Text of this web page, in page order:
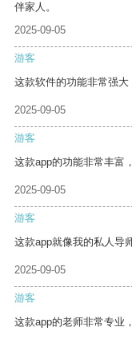
伴家人。
2025-09-05
游客
这款软件的功能非常强大
2025-09-05
游客
这款app的功能非常丰富
2025-09-05
游客
这款app就像我的私人导
2025-09-05
游客
这款app的老师非常专业